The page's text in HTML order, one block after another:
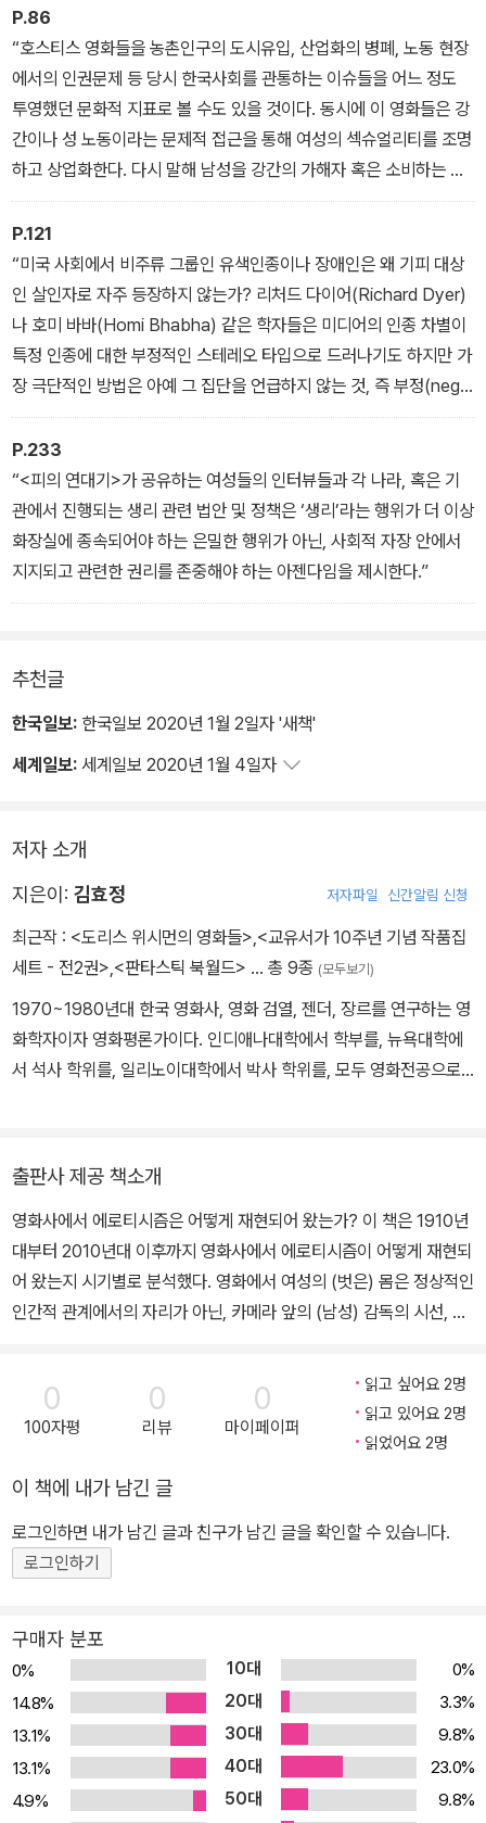
P.86
“호스티스 영화들을 농촌인구의 도시유입, 산업화의 병폐, 노동 현장
에서의 인권문제 등 당시 한국사회를 관통하는 이슈들을 어느 정도
투영했던 문화적 지표로 볼 수도 있을 것이다. 동시에 이 영화들은 강
간이나 성 노동이라는 문제적 접근을 통해 여성의 섹슈얼리티를 조명
하고 상업화한다. 다시 말해 남성을 강간의 가해자 혹은 소비하는 주
체로 설정하면서 남성의 성적 욕망은 능동적이고 극대화되어 표현될
수 있는 명분을 갖는 반면 여성의 욕망과 내면은 생략되거나 왜곡된
다. 그런 점에서 호스티스 영화들 속의 여성은 남성의 욕망이 발현 혹
은 실현되는 대상의 육체로만 기능했다고 해도 무리가 아니다.”
P.121
“미국 사회에서 비주류 그룹인 유색인종이나 장애인은 왜 기피 대상
인 살인자로 자주 등장하지 않는가? 리처드 다이어(Richard Dyer)
나 호미 바바(Homi Bhabha) 같은 학자들은 미디어의 인종 차별이
특정 인종에 대한 부정적인 스테레오 타입으로 드러나기도 하지만 가
장 극단적인 방법은 아예 그 집단을 언급하지 않는 것, 즉 부정(nega
tion) 혹은 부재화(absence)로 나타난다고 지적하였다. (…) 아이
러니하게도 이승에서 부재해야 한을 풀 수 있었던 처녀귀신 그리고
공포영화 안에서 존재조차 하지 못했던 유색인종은 왜 그들이 그렇게
없어져야 했는지에 대해 생각하게 한다.”
P.233
“<피의 연대기>가 공유하는 여성들의 인터뷰들과 각 나라, 혹은 기
관에서 진행되는 생리 관련 법안 및 정책은 ‘생리’라는 행위가 더 이상
화장실에 종속되어야 하는 은밀한 행위가 아닌, 사회적 자장 안에서
지지되고 관련한 권리를 존중해야 하는 아젠다임을 제시한다.”
추천글
한국일보: 한국일보 2020년 1월 2일자 '새책'
세계일보: 세계일보 2020년 1월 4일자
저자 소개
지은이: 김효정 저자파일 신간알림 신청
최근작 : <도리스 위시먼의 영화들> <교유서가 10주년 기념 작품집
세트 - 전2권> <판타스틱 북월드> … 총 9종 (모두보기)
1970~1980년대 한국 영화사, 영화 검열, 젠더, 장르를 연구하는 영
화학자이자 영화평론가이다. 인디애나대학에서 학부를, 뉴욕대학에
서 석사 학위를, 일리노이대학에서 박사 학위를, 모두 영화전공으로
영화사, 영화이론을 가르치고 있다.
출판사 제공 책소개
영화사에서 에로티시즘은 어떻게 재현되어 왔는가? 이 책은 1910년
대부터 2010년대 이후까지 영화사에서 에로티시즘이 어떻게 재현되
어 왔는지 시기별로 분석했다. 영화에서 여성의 (벗은) 몸은 정상적인
인간적 관계에서의 자리가 아닌, 카메라 앞의 (남성) 감독의 시선, 그
었다. 지난 한 세기 넘게 스크린에서 그녀들의 몸·성은 소비되고, 풍자
되고, 전시되었으며 때로는 조롱과 욕망의 대상으로, 때로는 혁명과
진보의 전신(全身)으로 변이를 멈추지 않았다. 이 책에서 다루고 있
혹은 대항으로 잉태된 문화적 산물임과 동시에 억압이 생산의 근거로
기능했음을 예시하는 사료이기도 하다. 영화 속 섹스는 때로는 저항
과 혁명의 기제로, 자유의 암시로, 그리고 삶과 죽음의 메타포로 쓰이
며 성적 엑스타시의 재현 수단을 초월하는 기능을 하는 것이다. 이런
명하는 지표로 읽을 수 있는 작품들 혹은 영화적 경향을 설명한다. 19
10년대부터 2010년대까지 국내외 주요 ‘야한영화’의 정치학적 분석
이 책은 여성의 몸과 성의 역사이자, 인간의, 혹은 가부장 중심의 문명
(patriarchal civilization)이 영화에서 어떻게 이용됐는지 그 기록이
담겨 있다. 제1장에서는 1910년대의 초기 무성영화부터 1950년대
이전의 고전영화들, 특히 무성영화들이 성적 금기를 시각적, 내러티
0
100자평
0
리뷰
0
마이페이퍼
읽고 싶어요 2명
읽고 있어요 2명
읽었어요 2명
이 책에 내가 남긴 글
로그인하면 내가 남긴 글과 친구가 남긴 글을 확인할 수 있습니다.
로그인하기
구매자 분포
0% 10대
0%
14.8%
20대
3.3%
13.1%
30대
9.8%
13.1%
40대
23.0%
4.9%
50대
9.8%